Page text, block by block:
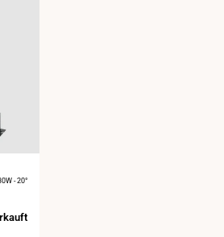
- 20°